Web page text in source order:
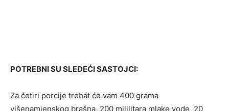
POTREBNI SU SLEDEĆI SASTOJCI:
Za četiri porcije trebat će vam 400 grama
višenamjenskog brašna, 200 mililitara mlake vode, 20